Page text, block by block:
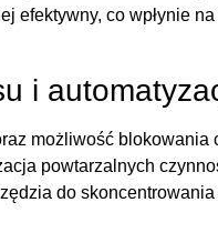
efektywny, co wpłynie
i
możliwość blokowania
powtarzalnych
do